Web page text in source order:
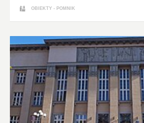
OBIEKTY - POMNIK